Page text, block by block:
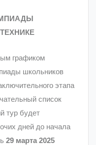
графиком
школьников
этапа
список
тур будет
дней до начала
29 марта 2025